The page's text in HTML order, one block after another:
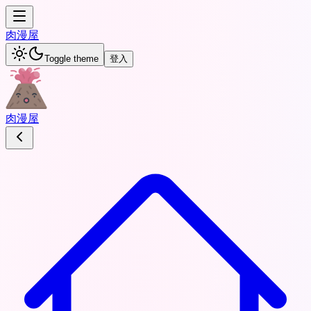
肉漫屋
Toggle theme 登入
肉漫屋